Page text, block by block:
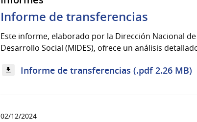
Informe de transferencias
Este informe, elaborado por la Dirección Nacional
Desarrollo Social (MIDES), ofrece un análisis
Informe de transferencias (.pdf 2.26 MB)
02/12/2024